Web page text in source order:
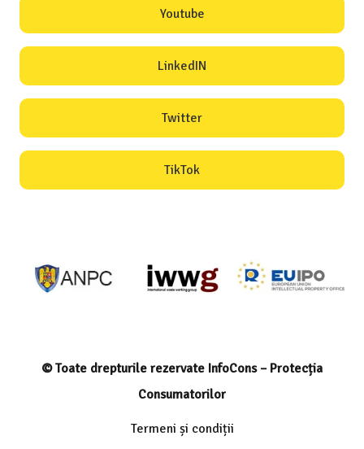
Youtube
LinkedIN
Twitter
TikTok
© Toate drepturile rezervate InfoCons – Protecția
Consumatorilor
Termeni și condiții